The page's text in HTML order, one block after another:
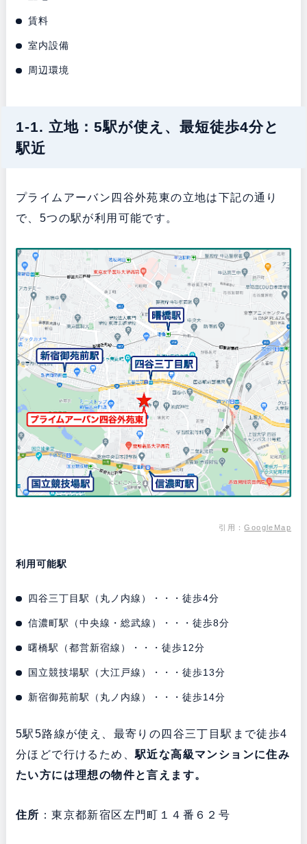
賃料
室内設備
周辺環境
1-1. 立地：5駅が使え、最短徒歩4分と
駅近
プライムアーバン四谷外苑東の立地は下記の通り
で、5つの駅が利用可能です。
引用：GoogleMap
利用可能駅
四谷三丁目駅（丸ノ内線）・・・徒歩4分
信濃町駅（中央線・総武線）・・・徒歩8分
曙橋駅（都営新宿線）・・・徒歩12分
国立競技場駅（大江戸線）・・・徒歩13分
新宿御苑前駅（丸ノ内線）・・・徒歩14分
5駅5路線が使え、最寄りの四谷三丁目駅まで徒歩4
分ほどで行けるため、駅近な高級マンションに住み
たい方には理想の物件と言えます。
住所 ：東京都新宿区左門町１４番６２号